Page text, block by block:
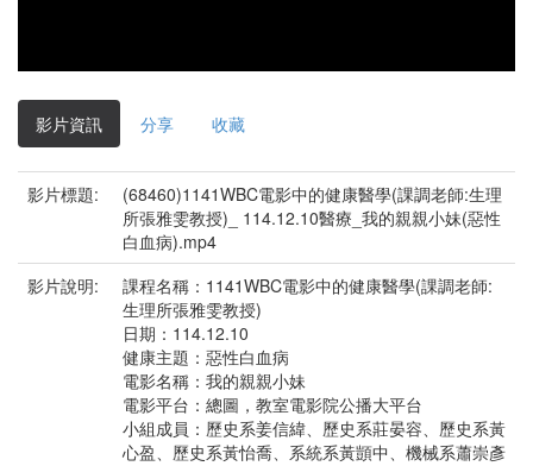
影片資訊 分享 收藏
影片標題:
(68460)1141WBC電影中的健康醫學(課調老師:生理
所張雅雯教授)_ 114.12.10醫療_我的親親小妹(惡性
白血病).mp4
影片說明:
課程名稱：1141WBC電影中的健康醫學(課調老師:
生理所張雅雯教授)
日期：114.12.10
健康主題：惡性白血病
電影名稱：我的親親小妹
電影平台：總圖，教室電影院公播大平台
小組成員：歷史系姜信緯、歷史系莊晏容、歷史系黃
心盈、歷史系黃怡喬、系統系黃顗中、機械系蕭崇彥